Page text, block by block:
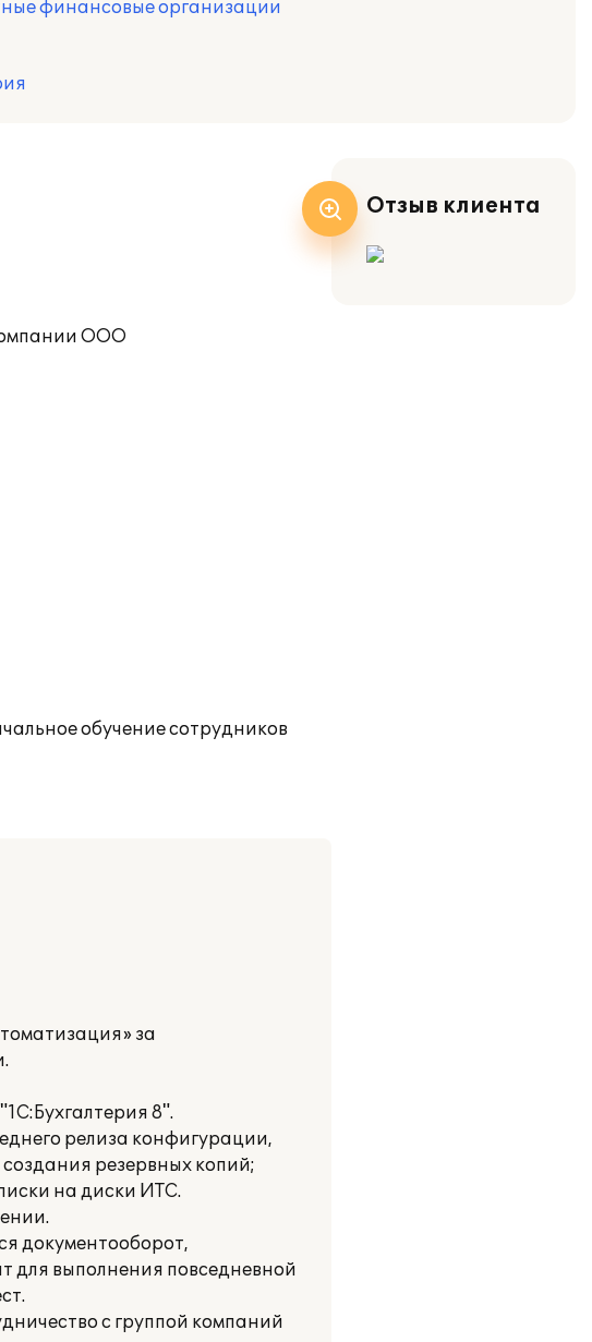
финансовые организации
ООО
обучение сотрудников
за
8".
релиза конфигурации,
резервных копий;
на диски ИТС.
документооборот,
для выполнения повседневной
с группой компаний
Отзыв клиента